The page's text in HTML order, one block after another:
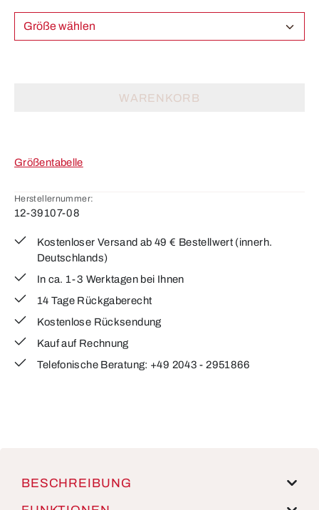
Größe wählen
WARENKORB
Größentabelle
Herstellernummer:
12-39107-08
Kostenloser Versand ab 49 € Bestellwert (innerh.
Deutschlands)
In ca. 1-3 Werktagen bei Ihnen
14 Tage Rückgaberecht
Kostenlose Rücksendung
Kauf auf Rechnung
Telefonische Beratung: +49 2043 - 2951866
BESCHREIBUNG